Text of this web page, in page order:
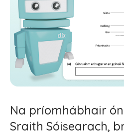
Na príomhábhair
Sraith Sóisearach,